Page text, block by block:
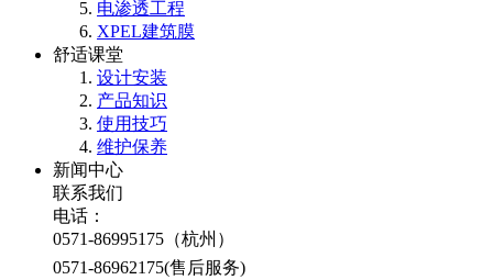
电渗透工程
XPEL建筑膜
舒适课堂
设计安装
产品知识
使用技巧
维护保养
新闻中心
联系我们
电话：
0571-86995175（杭州）
0571-86962175(售后服务)